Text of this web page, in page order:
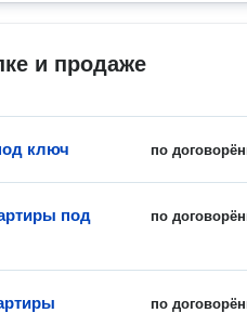
и продаже
по
ключ
по
под
по